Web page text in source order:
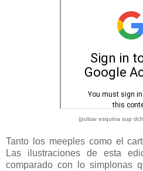
(pulsar esquina sup
Tanto los meeples como el
Las ilustraciones de esta
comparado con lo simplonas